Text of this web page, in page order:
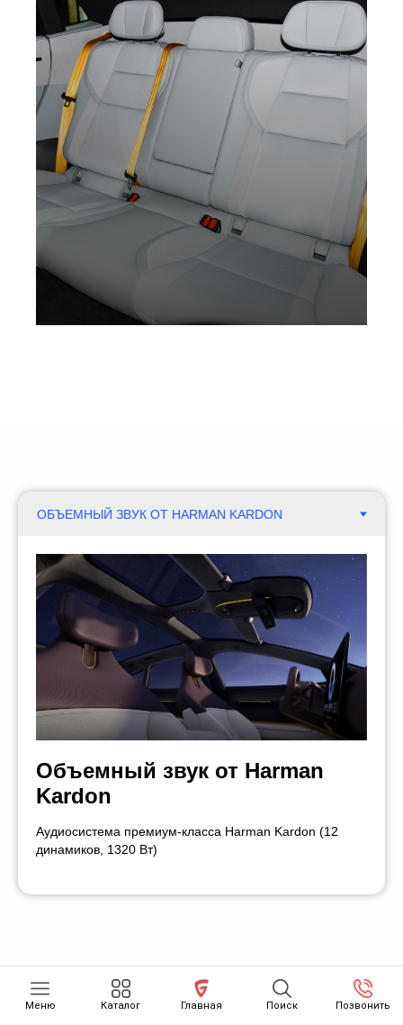
Меню Каталог Главная Поиск Позвонить
Объемный звук от Harman
Kardon
Аудиосистема премиум-класса Harman Kardon (12
динамиков, 1320 Вт)
СМОТРИТЕ ТАК ЖЕ